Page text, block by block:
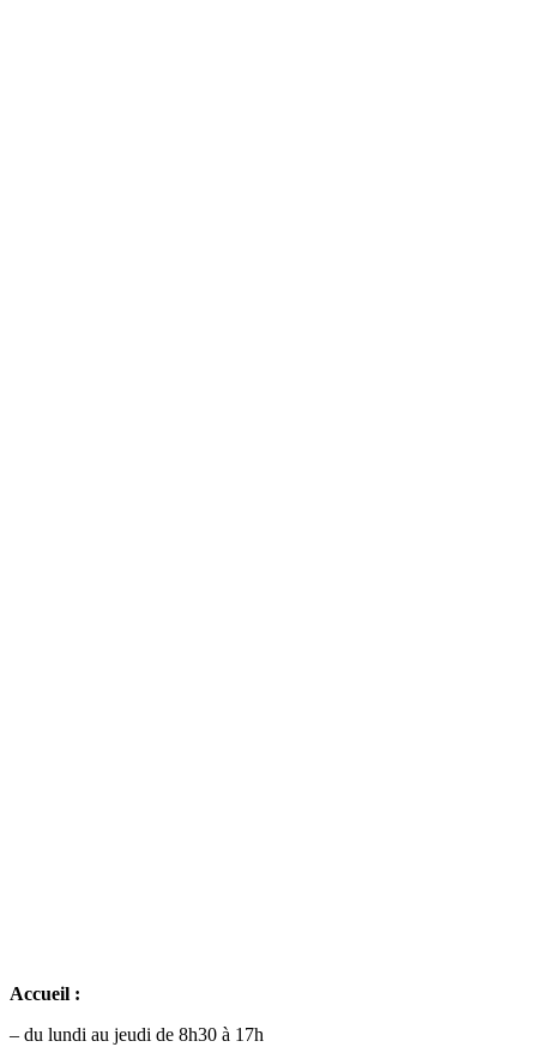
Accueil :
– du lundi au jeudi de 8h30 à 17h